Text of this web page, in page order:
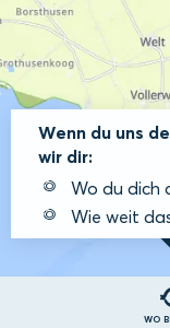
WO
Wenn du uns
wir dir:
Wo du dich
Wie weit